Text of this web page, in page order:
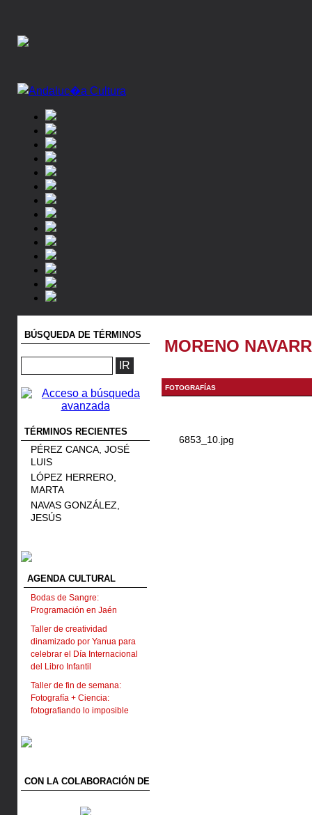
BÚSQUEDA DE TÉRMINOS
TÉRMINOS RECIENTES
PÉREZ CANCA, JOSÉ
LUIS
LÓPEZ HERRERO,
MARTA
NAVAS GONZÁLEZ,
JESÚS
AGENDA CULTURAL
Bodas de Sangre:
Programación en Jaén
Taller de creatividad
dinamizado por Yanua para
celebrar el Día Internacional
del Libro Infantil
Taller de fin de semana:
Fotografía + Ciencia:
fotografiando lo imposible
CON LA COLABORACIÓN DE
MORENO
FOTOGRAFÍAS
6853_10.jpg